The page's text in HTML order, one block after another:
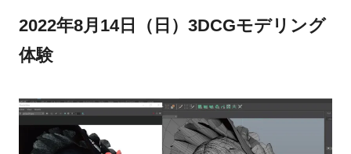
2022年8月14日（日）3DCGモデリング
体験